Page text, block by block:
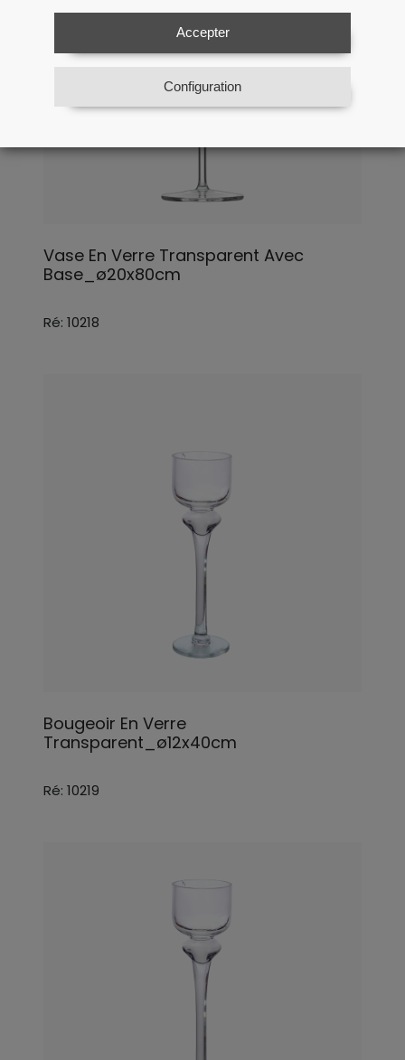
Accepter
Configuration
Vase En Verre Transparent Avec
Base_ø20x80cm
Ré: 10218
Bougeoir En Verre
Transparent_ø12x40cm
Ré: 10219